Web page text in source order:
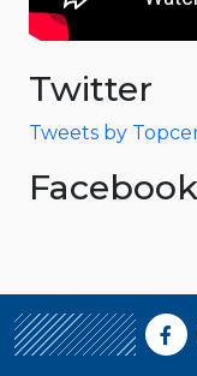
Twitter
Tweets by
Facebook